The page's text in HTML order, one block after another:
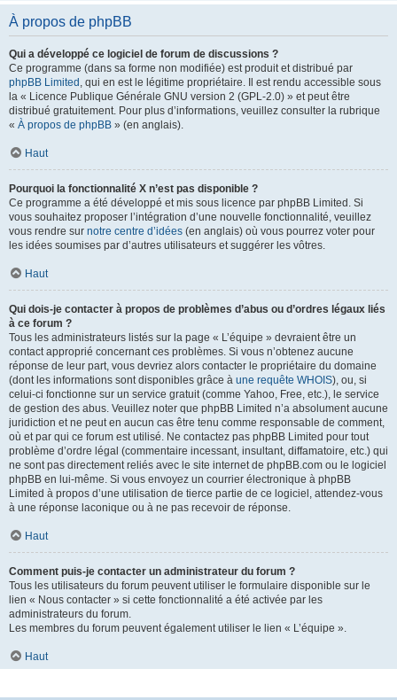
À propos de phpBB
Qui a développé ce logiciel de forum de discussions ?
Ce programme (dans sa forme non modifiée) est produit et distribué par
phpBB Limited , qui en est le légitime propriétaire. Il est rendu accessible sous
la « Licence Publique Générale GNU version 2 (GPL-2.0) » et peut être
distribué gratuitement. Pour plus d’informations, veuillez consulter la rubrique
« À propos de phpBB » (en anglais).
Haut
Pourquoi la fonctionnalité X n’est pas disponible ?
Ce programme a été développé et mis sous licence par phpBB Limited. Si
vous souhaitez proposer l’intégration d’une nouvelle fonctionnalité, veuillez
vous rendre sur notre centre d’idées (en anglais) où vous pourrez voter pour
les idées soumises par d’autres utilisateurs et suggérer les vôtres.
Haut
Qui dois-je contacter à propos de problèmes d’abus ou d’ordres légaux liés
à ce forum ?
Tous les administrateurs listés sur la page « L’équipe » devraient être un
contact approprié concernant ces problèmes. Si vous n’obtenez aucune
réponse de leur part, vous devriez alors contacter le propriétaire du domaine
(dont les informations sont disponibles grâce à une requête WHOIS), ou, si
celui-ci fonctionne sur un service gratuit (comme Yahoo, Free, etc.), le service
de gestion des abus. Veuillez noter que phpBB Limited n’a absolument aucune
juridiction et ne peut en aucun cas être tenu comme responsable de comment,
où et par qui ce forum est utilisé. Ne contactez pas phpBB Limited pour tout
problème d’ordre légal (commentaire incessant, insultant, diffamatoire, etc.) qui
ne sont pas directement reliés avec le site internet de phpBB.com ou le logiciel
phpBB en lui-même. Si vous envoyez un courrier électronique à phpBB
Limited à propos d’une utilisation de tierce partie de ce logiciel, attendez-vous
à une réponse laconique ou à ne pas recevoir de réponse.
Haut
Comment puis-je contacter un administrateur du forum ?
Tous les utilisateurs du forum peuvent utiliser le formulaire disponible sur le
lien « Nous contacter » si cette fonctionnalité a été activée par les
administrateurs du forum.
Les membres du forum peuvent également utiliser le lien « L’équipe ».
Haut